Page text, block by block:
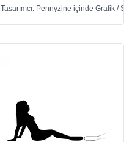
Tasarımcı: Pennyzine içinde Grafik /